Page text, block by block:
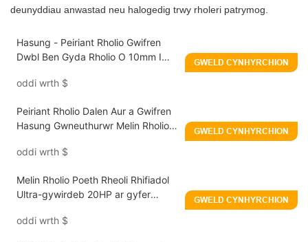
deunyddiau anwastad neu halogedig trwy rholeri patrymog.
Hasung - Peiriant Rholio Gwifren
Dwbl Ben Gyda Rholio O 10mm I
oddi wrth $
GWELD CYNHYRCHION
Peiriant Rholio Dalen Aur a Gwifren
Hasung Gwneuthurwr Melin Rholio
oddi wrth $
GWELD CYNHYRCHION
Melin Rholio Poeth Rheoli Rhifiadol
Ultra-gywirdeb 20HP ar gyfer
oddi wrth $
GWELD CYNHYRCHION